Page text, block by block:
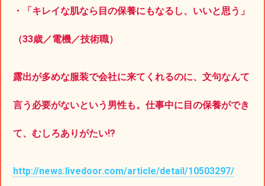
・「キレイな肌なら目の保養にもなるし、いいと思う」
（33歳／電機／技術職）
露出が多めな服装で会社に来てくれるのに、文句なんて
言う必要がないという男性も。仕事中に目の保養ができ
て、むしろありがたい!?
http://news.livedoor.com/article/detail/10503297/